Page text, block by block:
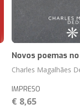
Novos poemas
Charles Magalhães
IMPRESO
€ 8,65